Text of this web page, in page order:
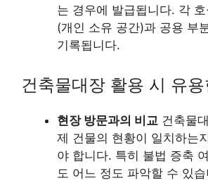
는 경우에 발급됩니다. 각
(개인 소유 공간)과 공용 부
기록됩니다.
건축물대장 활용 시 유용
현장 방문과의 비교 건축물
제 건물의 현황이 일치하는
야 합니다. 특히 불법 증축
도 어느 정도 파악할 수 있